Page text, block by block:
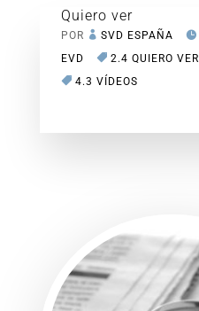
Quiero ver
POR SVD ESPAÑA
EVD
2.4 QUIERO VER
4.3 VÍDEOS